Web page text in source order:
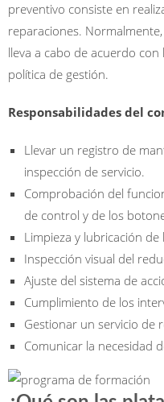
preventivo consiste en
reparaciones.
lleva a cabo de acuerdo
política de gestión.
Responsabilidades del
Llevar un registro de
inspección de servicio.
Comprobación del
de control y de los
Limpieza y lubricación
Inspección visual del
Ajuste del sistema de
Cumplimiento de los
Gestionar un servicio de
Comunicar la necesidad